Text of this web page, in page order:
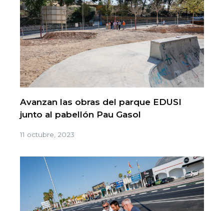
Avanzan las obras del parque EDUSI
junto al pabellón Pau Gasol
11 octubre, 2023